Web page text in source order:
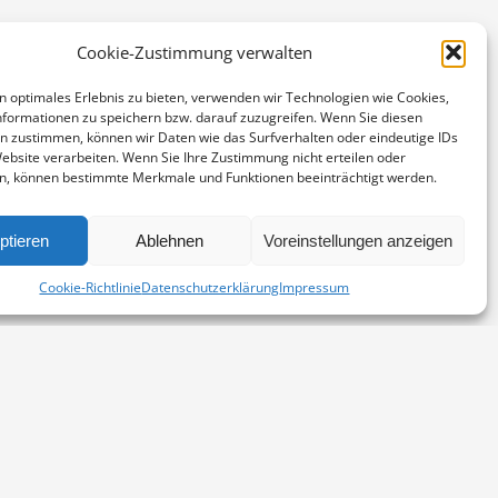
Cookie-Zustimmung verwalten
optimales Erlebnis zu bieten, verwenden wir Technologien wie Cookies,
zu speichern bzw. darauf zuzugreifen. Wenn Sie diesen
zustimmen, können wir Daten wie das Surfverhalten oder eindeutige IDs
verarbeiten. Wenn Sie Ihre Zustimmung nicht erteilen oder
können bestimmte Merkmale und Funktionen beeinträchtigt werden.
Ablehnen Voreinstellungen anzeigen
Cookie-RichtlinieDatenschutzerklärungImpressum
mit einer bebesonders wertigen Haptik und